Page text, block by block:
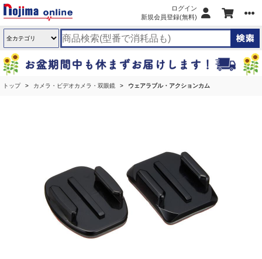
ログイン
新規会員登録(無料)
トップ カメラ・ビデオカメラ・双眼鏡 ウェアラブル・アクションカム